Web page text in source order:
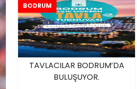
BODRUM
TAVLACILAR BODRUM’DA
BULUŞUYOR.